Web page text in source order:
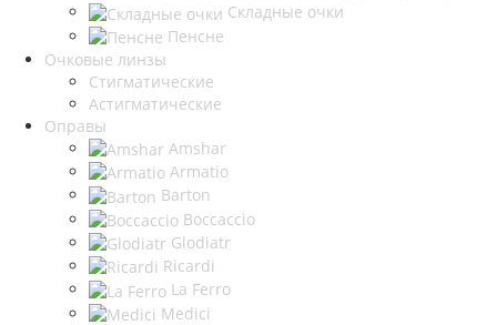
Складные очки
Пенсне
Очковые линзы
Стигматические
Астигматические
Оправы
Amshar
Armatio
Barton
Boccaccio
Glodiatr
Ricardi
La Ferro
Medici